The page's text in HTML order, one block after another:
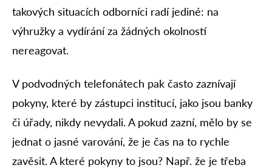
takových situacích odborníci radí jediné: na
výhružky a vydírání za žádných okolností
nereagovat.
V podvodných telefonátech pak často zaznívají
pokyny, které by zástupci institucí, jako jsou banky
či úřady, nikdy nevydali. A pokud zazní, mělo by se
jednat o jasné varování, že je čas na to rychle
zavěsit. A které pokyny to jsou? Např. že je třeba